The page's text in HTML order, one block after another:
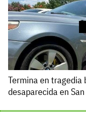
Termina en tragedia
desaparecida en